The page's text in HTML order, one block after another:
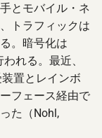
とモバイル・ネ
トラフィックは
。暗号化は
れる。最近、
置とレインボ
フェース経由で
た（Nohl,